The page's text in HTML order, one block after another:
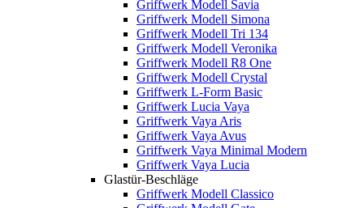
Griffwerk Modell Savia
Griffwerk Modell Simona
Griffwerk Modell Tri 134
Griffwerk Modell Veronika
Griffwerk Modell R8 One
Griffwerk Modell Crystal
Griffwerk L-Form Basic
Griffwerk Lucia Vaya
Griffwerk Vaya Aris
Griffwerk Vaya Avus
Griffwerk Vaya Minimal Modern
Griffwerk Vaya Lucia
Glastür-Beschläge
Griffwerk Modell Classico